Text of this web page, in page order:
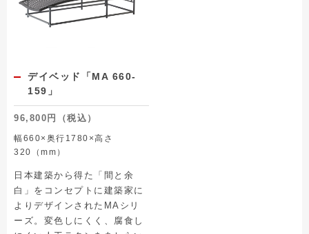
デイベッド「MA 660-
159」
96,800円（税込）
幅660×奥行1780×高さ
320（mm）
日本建築から得た「間と余
白」をコンセプトに建築家に
よりデザインされたMAシリ
ーズ。変色しにくく、腐食し